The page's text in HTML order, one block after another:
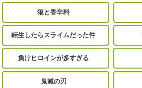
狼と香辛料
転生したらスライムだった件
負けヒロインが多すぎる
鬼滅の刃